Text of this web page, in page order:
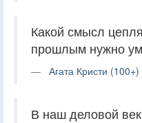
Какой смысл
прошлым нужно
Агата Кристи (100+)
В наш деловой